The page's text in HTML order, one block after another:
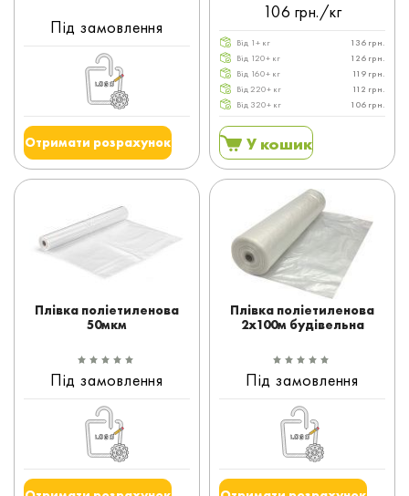
Під замовлення
Отримати розрахунок
106 грн./кг
Від 1+ кг
136 грн.
Від 120+ кг
126 грн.
Від 160+ кг
119 грн.
Від 220+ кг
112 грн.
Від 320+ кг
106 грн.
У кошик
Плівка поліетиленова
50мкм
Під замовлення
Плівка поліетиленова
2x100м будівельна
Під замовлення